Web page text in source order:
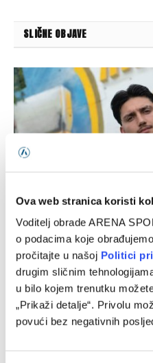
Ova web stranica koristi
Voditelj obrade ARENA
o podacima koje
pročitajte u našoj Politici
drugim sličnim
u bilo kojem trenutku
„Prikaži detalje“. Privolu
povući bez negativnih
SLIČNE OBJAVE
Rijeka na posudbu dovela
09/08/2026